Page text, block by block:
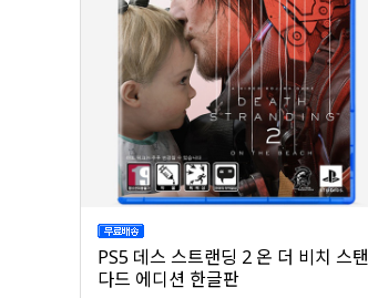
PS5 데스 스트랜딩 2 온 더 비치 스탠
다드 에디션 한글판